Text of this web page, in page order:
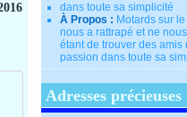
À Propos : Motards sur
nous a rattrapé et ne
étant de trouver des amis
passion dans toute sa
Adresses précieuses